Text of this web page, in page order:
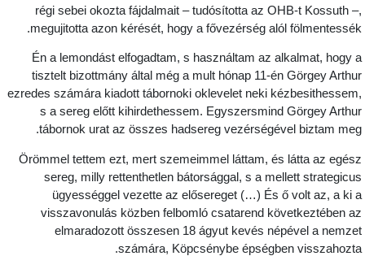
régi sebei okozta fájdalmait – tudósította az OHB-t Kossuth
megujitotta azon kérését, hogy a fővezérség alól
Én a lemondást elfogadtam, s használtam az alkalmat, hogy
tisztelt bizottmány által még a mult hónap 11-én Görgey
ezredes számára kiadott tábornoki oklevelet neki
s a sereg előtt kihirdethessem. Egyszersmind Görgey
tábornok urat az összes hadsereg vezérségével biztam
Örömmel tettem ezt, mert szemeimmel láttam, és látta az
sereg, milly rettenthetlen bátorsággal, s a mellett
ügyességgel vezette az elősereget (…) És ő volt az, a ki
visszavonulás közben felbomló csatarend következtében
elmaradozott összesen 18 ágyut kevés népével a
számára, Köpcsénybe épségben